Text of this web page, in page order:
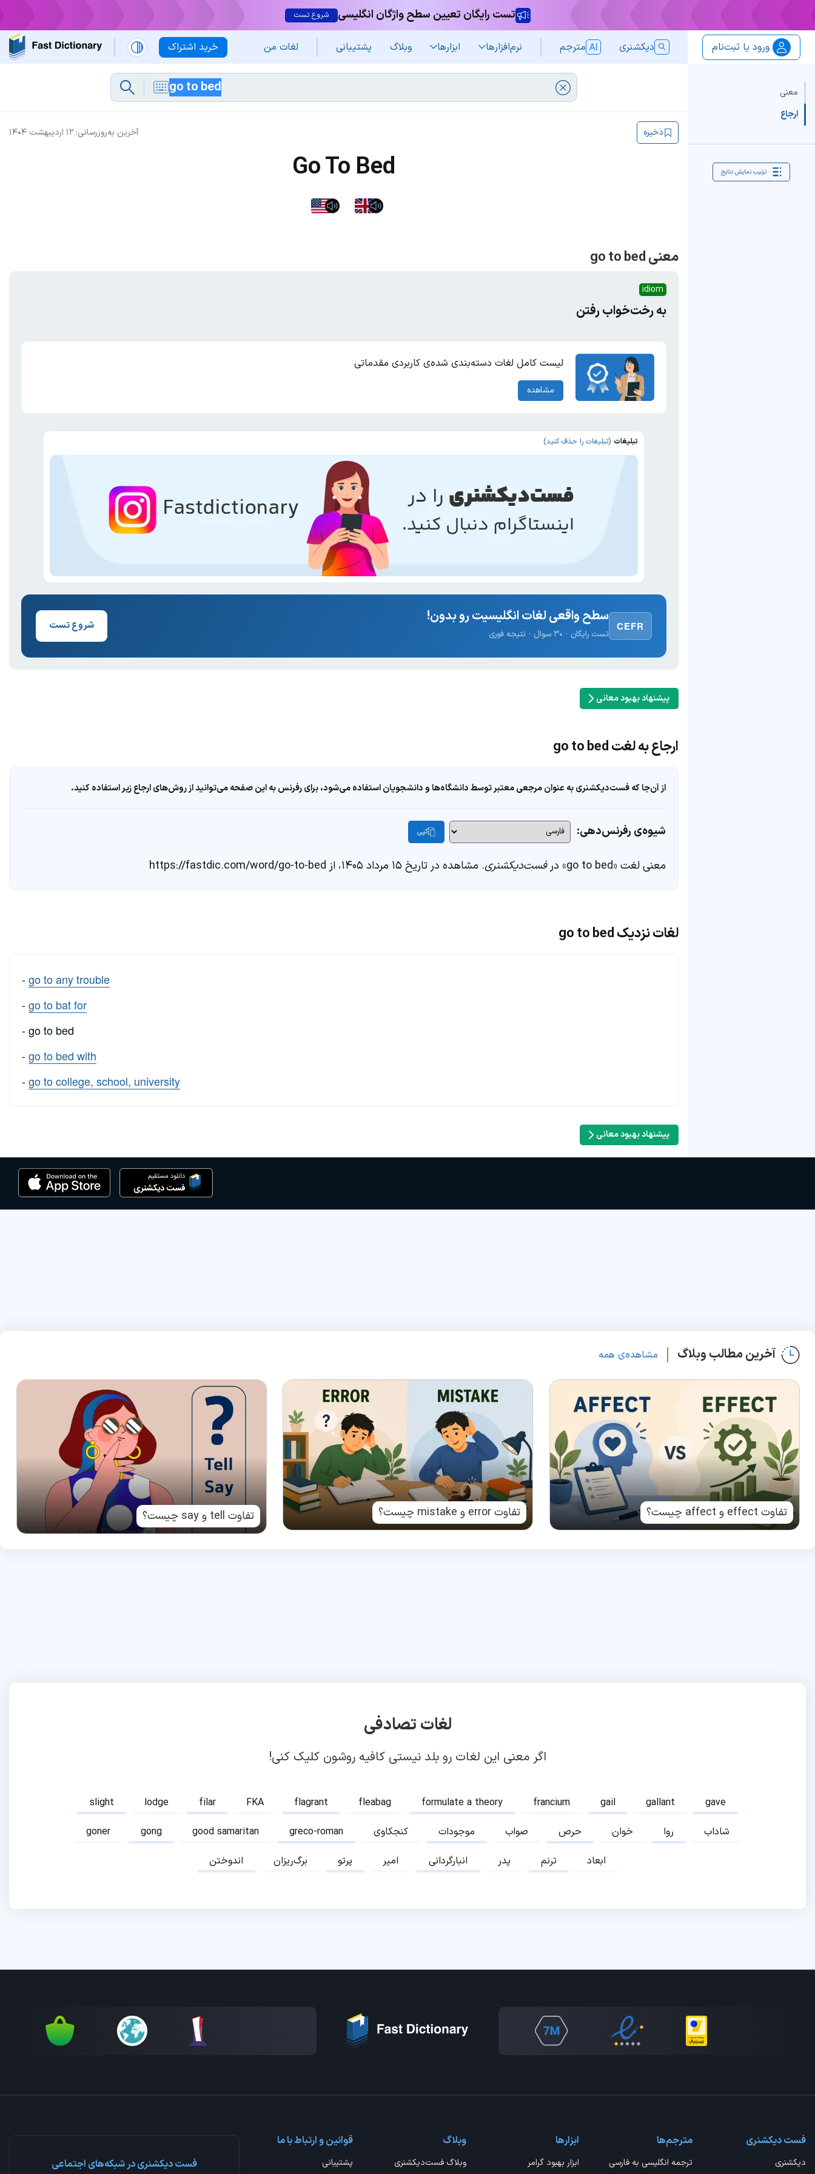
تست رایگان تعیین سطح واژگان انگلیسی شروع تست
خرید اشتراک ورود یا ثبت‌نام دیکشنری مترجم نرم‌افزار‌ها ابزارها وبلاگ پشتیبانی لغات من
معنی
ارجاع
ترتیب نمایش نتایج
آخرین به‌روزرسانی: ۱۲ اردیبهشت ۱۴۰۴ ذخیره
Go To Bed
معنی go to bed
idiom
به رخت‌خواب رفتن
لیست کامل لغات دسته‌بندی شده‌ی کاربردی مقدماتی
مشاهده
تبلیغات (تبلیغات را حذف کنید)
CEFR
سطح واقعی لغات انگلیسیت رو بدون!
تست رایگان · ۳۰ سوال · نتیجه فوری
شروع تست
پیشنهاد بهبود معانی
ارجاع به لغت go to bed
از آن‌جا که فست‌دیکشنری به عنوان مرجعی معتبر توسط دانشگاه‌ها و دانشجویان استفاده می‌شود، برای رفرنس به این صفحه می‌توانید از روش‌های ارجاع زیر استفاده کنید.
شیوه‌ی رفرنس‌دهی: کپی
معنی لغت «go to bed» در فست‌دیکشنری. مشاهده در تاریخ ۱۵ مرداد ۱۴۰۵، از https://fastdic.com/word/go-to-bed
لغات نزدیک go to bed
-go to any trouble
-go to bat for
- go to bed
-go to bed with
-go to college, school, university
پیشنهاد بهبود معانی
آخرین مطالب وبلاگ مشاهده‌ی همه
تفاوت effect و affect چیست؟ تفاوت error و mistake چیست؟ تفاوت tell و say چیست؟
لغات تصادفی
اگر معنی این لغات رو بلد نیستی کافیه روشون کلیک کنی!
slight lodge filar FKA flagrant fleabag formulate a theory francium gail gallant
gave
goner
gong good samaritan greco-roman کنجکاوی موجودات صواب حرص خوان روا
شاداب
اندوختن
برگ‌ریزان پرتو امیر انبارگردانی پدر ترنم ابعاد
فست دیکشنری
دیکشنری
مترجم‌ها
ترجمه انگلیسی به فارسی
ابزارها
ابزار بهبود گرامر
وبلاگ
وبلاگ فست‌دیکشنری
قوانین و ارتباط با ما
پشتیبانی فست دیکشنری در شبکه‌های اجتماعی